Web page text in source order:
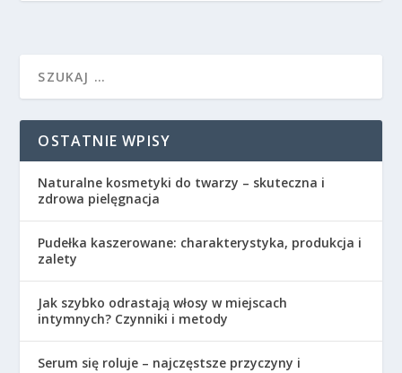
OSTATNIE WPISY
Naturalne kosmetyki do twarzy – skuteczna i
zdrowa pielęgnacja
Pudełka kaszerowane: charakterystyka, produkcja i
zalety
Jak szybko odrastają włosy w miejscach
intymnych? Czynniki i metody
Serum się roluje – najczęstsze przyczyny i